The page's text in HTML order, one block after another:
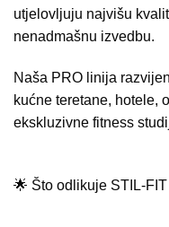
utjelovljuju najvišu
nenadmašnu izvedbu.
Naša PRO linija
kućne teretane, hotele,
ekskluzivne fitness
🌟 Što odlikuje STIL-